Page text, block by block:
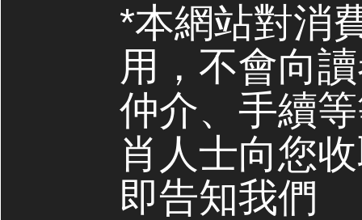
*本網站對消
用，不會向
仲介、手續
肖人士向您
即告知我們